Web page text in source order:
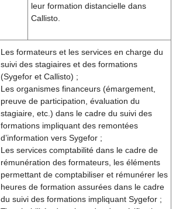
leur formation distancielle dans
Callisto.
Les formateurs et les services en charge du
suivi des stagiaires et des formations
(Sygefor et Callisto) ;
Les organismes financeurs (émargement,
preuve de participation, évaluation du
stagiaire, etc.) dans le cadre du suivi des
formations impliquant des remontées
d’information vers Sygefor ;
Les services comptabilité dans le cadre de
rémunération des formateurs, les éléments
permettant de comptabiliser et rémunérer les
heures de formation assurées dans le cadre
du suivi des formations impliquant Sygefor ;